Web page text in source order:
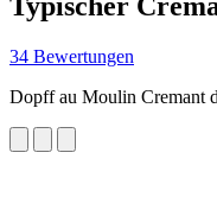
34 Bewertungen
Dopff au Moulin Cremant